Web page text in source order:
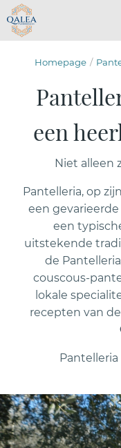
Homepage
een
Niet alleen
Pantelleria, op
een gevarieerde
een
uitstekende
de
couscous-
lokale
recepten van